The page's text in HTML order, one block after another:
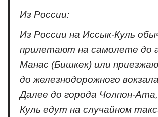
Из России:
Из России на Иссык-Куль
прилетают на самолете до
Манас (Бишкек) или
до железнодорожного
Далее до города Чолпон-
Куль едут на случайном